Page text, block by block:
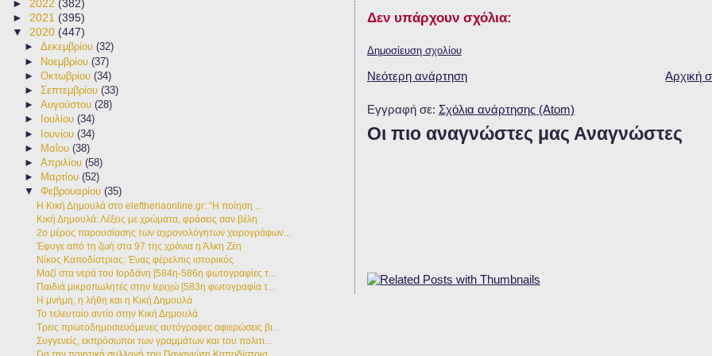
Δεν υπάρχουν σχόλια:
Δημοσίευση σχολίου
Νεότερη ανάρτηση Αρχική
Εγγραφή σε: Σχόλια ανάρτησης (Atom)
Οι πιο αναγνώστες μας Αναγνώστες
► 2022 (382)
► 2021 (395)
▼ 2020 (447)
►Δεκεμβρίου(32)
► Νοεμβρίου(37)
►Οκτωβρίου(34)
►Σεπτεμβρίου(33)
►Αυγούστου(28)
►
Ιουλίου(34)
► Ιουνίου(34)
►
Μαΐου(38)
►Απριλίου(58)
►
Μαρτίου(52)
▼Φεβρουαρίου(35)
H Κική Δημουλά στο eleftheriaonline.gr: “Η ποίηση ...
Κική Δημουλά: Λέξεις με χρώματα, φράσεις σαν βέλη
2ο μέρος παρουσίασης των αχρονολόγητων χειρογράφων...
Έφυγε από τη ζωή στα 97 της χρόνια η Άλκη Ζέη
Νίκος Καποδίστριας: Ένας φέρελπις ιστορικός
Μαζί στα νερά του Ιορδάνη [584η-586η φωτογραφίες τ...
Παιδιά μικροπωλητές στην Ιεριχώ [583η φωτογραφία τ...
Η μνήμη, η λήθη και η Κική Δημουλά
Το τελευταίο αντίο στην Κική Δημουλά
Τρεις πρωτοδημοσιευόμενες αυτόγραφες αφιερώσεις βι...
Συγγενείς, εκπρόσωποι των γραμμάτων και του πολιτι...